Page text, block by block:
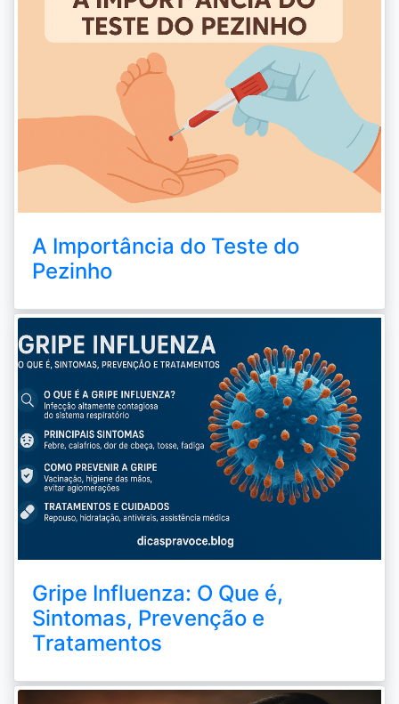
A Importância do Teste do
Pezinho
Gripe Influenza: O Que é,
Sintomas, Prevenção e
Tratamentos